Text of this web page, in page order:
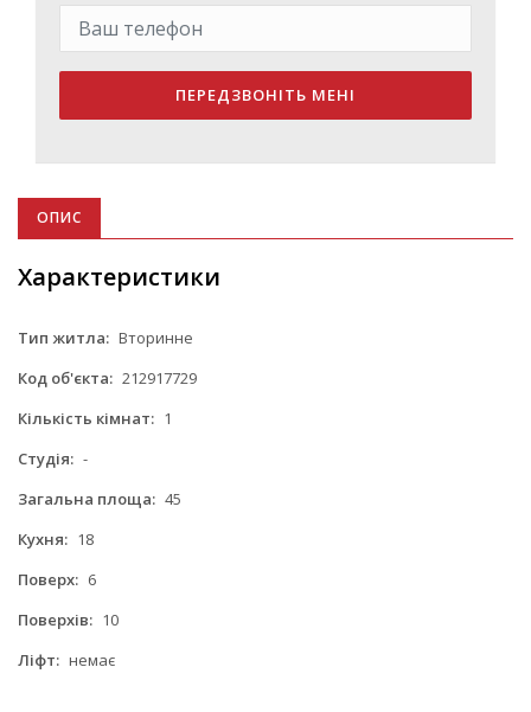
ПЕРЕДЗВОНІТЬ МЕНІ
ОПИС
Характеристики
Тип житла: Вторинне
Код об'єкта: 212917729
Кількість кімнат: 1
Студія: -
Загальна площа: 45
Кухня: 18
Поверх: 6
Поверхів: 10
Ліфт: немає